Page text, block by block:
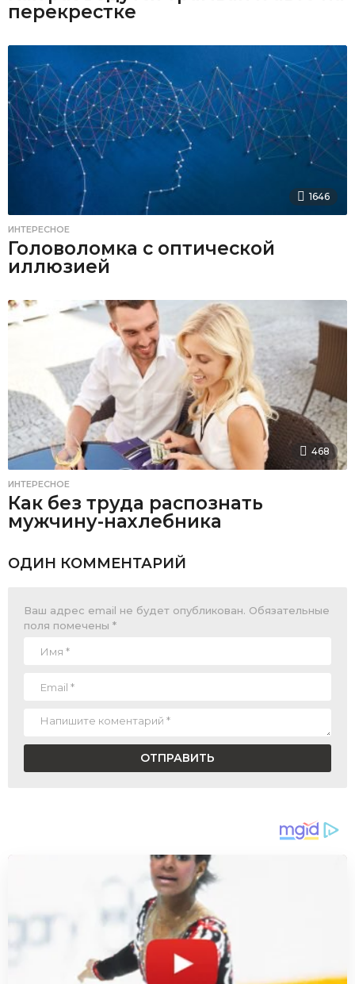
перекрестке
1646
ИНТЕРЕСНОЕ
Головоломка с оптической
иллюзией
468
ИНТЕРЕСНОЕ
Как без труда распознать
мужчину-нахлебника
ОДИН КОММЕНТАРИЙ
Ваш адрес email не будет опубликован. Обязательные
поля помечены *